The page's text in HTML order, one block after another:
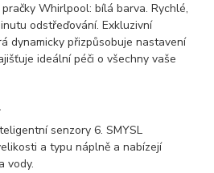
Whirlpool: bílá barva. Rychlé,
odstřeďování. Exkluzivní
dynamicky přizpůsobuje nastavení
ideální péči o všechny vaše
senzory 6. SMYSL
a typu náplně a nabízejí
vody.